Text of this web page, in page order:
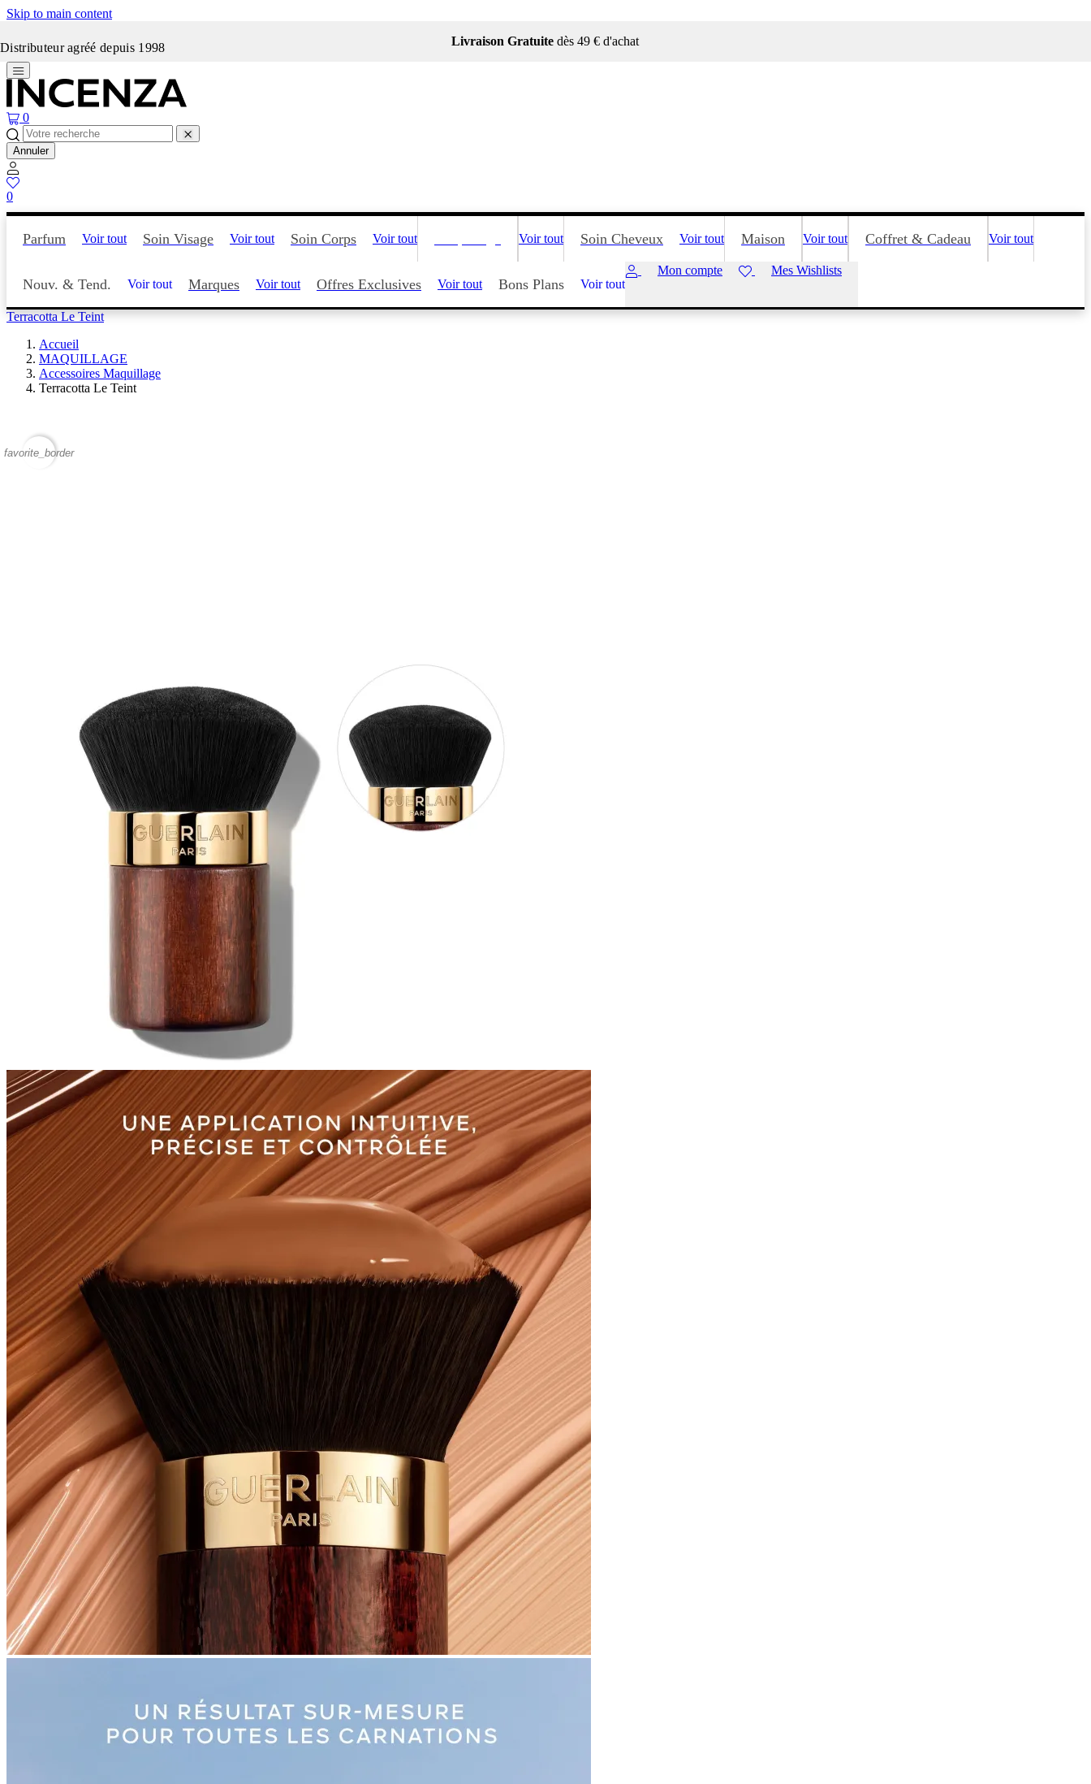
Skip to main content
Distributeur agréé depuis 1998Incenza fait peau neuve Livraison Gratuitedès 49 € d'achat
0
Annuler
0
Parfum Voir tout Soin Visage Voir tout Soin Corps Voir tout Voir tout Soin Cheveux Voir tout Maison Voir tout Coffret & Cadeau Voir tout
Nouv. & Tend. Voir tout Marques Voir tout Offres Exclusives Voir tout Bons Plans Voir tout
Mon compte Mes Wishlists
Terracotta Le Teint
Accueil
MAQUILLAGE
Accessoires Maquillage
Terracotta Le Teint
favorite_border